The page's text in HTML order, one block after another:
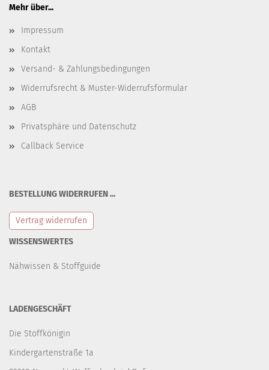
Mehr über...
Impressum
Kontakt
Versand- & Zahlungsbedingungen
Widerrufsrecht & Muster-Widerrufsformular
AGB
Privatsphäre und Datenschutz
Callback Service
BESTELLUNG WIDERRUFEN ...
Vertrag widerrufen
WISSENSWERTES
Nähwissen & Stoffguide
LADENGESCHÄFT
Die Stoffkönigin
Kindergartenstraße 1a